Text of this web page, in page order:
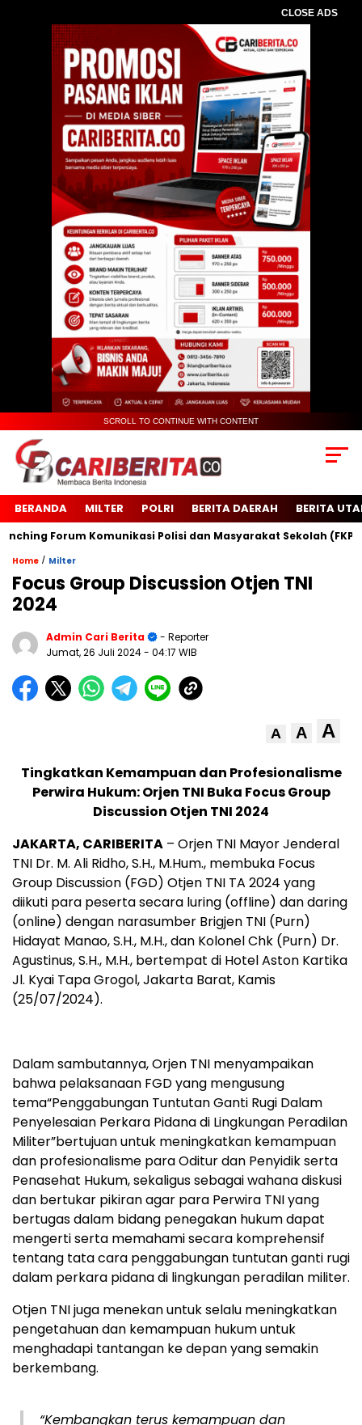
CLOSE ADS
SCROLL TO CONTINUE WITH CONTENT
BERANDA MILTER POLRI BERITA DAERAH BERITA
Forum Komunikasi Polisi dan Masyarakat Sekolah (FKPMS)
Home / Milter
Focus Group Discussion Otjen TNI
2024
Admin Cari Berita
- Reporter
Jumat, 26 Juli 2024- 04:17 WIB
A A A
Tingkatkan Kemampuan dan Profesionalisme
Perwira Hukum: Orjen TNI Buka Focus Group
Discussion Otjen TNI 2024
JAKARTA, CARIBERITA – Orjen TNI Mayor Jenderal
TNI Dr. M. Ali Ridho, S.H., M.Hum., membuka Focus
Group Discussion (FGD) Otjen TNI TA 2024 yang
diikuti para peserta secara luring (offline) dan daring
(online) dengan narasumber Brigjen TNI (Purn)
Hidayat Manao, S.H., M.H., dan Kolonel Chk (Purn) Dr.
Agustinus, S.H., M.H., bertempat di Hotel Aston Kartika
Jl. Kyai Tapa Grogol, Jakarta Barat, Kamis
(25/07/2024).
Dalam sambutannya, Orjen TNI menyampaikan
bahwa pelaksanaan FGD yang mengusung
tema“Penggabungan Tuntutan Ganti Rugi Dalam
Penyelesaian Perkara Pidana di Lingkungan Peradilan
Militer”bertujuan untuk meningkatkan kemampuan
dan profesionalisme para Oditur dan Penyidik serta
Penasehat Hukum, sekaligus sebagai wahana diskusi
dan bertukar pikiran agar para Perwira TNI yang
bertugas dalam bidang penegakan hukum dapat
mengerti serta memahami secara komprehensif
tentang tata cara penggabungan tuntutan ganti rugi
dalam perkara pidana di lingkungan peradilan militer.
Otjen TNI juga menekan untuk selalu meningkatkan
pengetahuan dan kemampuan hukum untuk
menghadapi tantangan ke depan yang semakin
berkembang.
“Kembangkan terus kemampuan dan